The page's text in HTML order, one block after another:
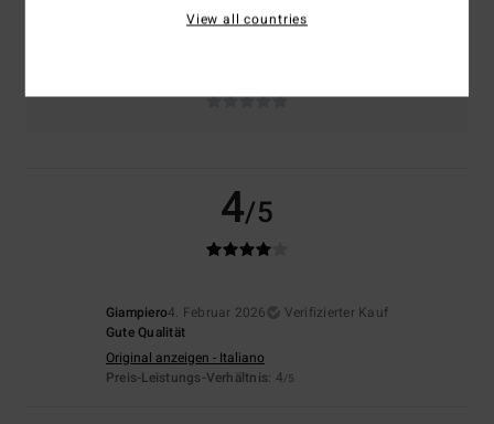
4/5
Giampiero4. Februar 2026
Verifizierter Kauf
Gute Qualität
Original anzeigen - Italiano
Preis-Leistungs-Verhältnis: 4/5
View all countries